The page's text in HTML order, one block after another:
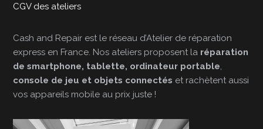
CGV des ateliers
Cash and Repair est le réseau d’Atelier de réparation
express en France. Nos ateliers proposent la réparation
de smartphone, tablette, ordinateur portable
console de jeu et objets connectés et rachètent aussi
vos appareils mobile au prix juste !